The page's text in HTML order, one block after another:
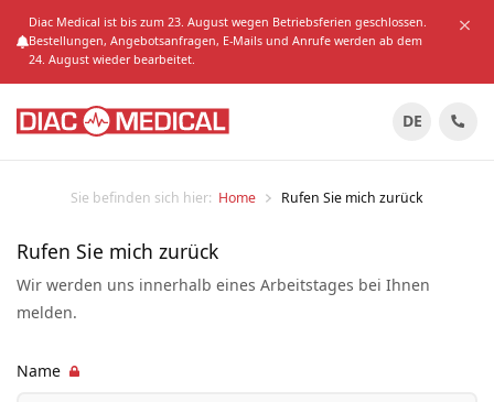
Diac Medical ist bis zum 23. August wegen Betriebsferien geschlossen.
Bestellungen, Angebotsanfragen, E-Mails und Anrufe werden ab dem
24. August wieder bearbeitet.
DE
Sie befinden sich hier: Home Rufen Sie mich zurück
Rufen Sie mich zurück
Wir werden uns innerhalb eines Arbeitstages bei Ihnen
melden.
Name